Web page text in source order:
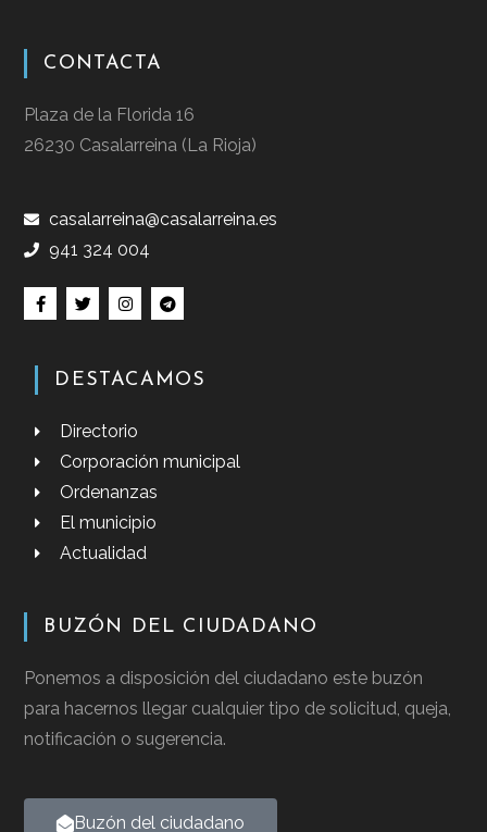
CONTACTA
Plaza de la Florida 16
26230 Casalarreina (La Rioja)
casalarreina@casalarreina.es
941 324 004
DESTACAMOS
Directorio
Corporación municipal
Ordenanzas
El municipio
Actualidad
BUZÓN DEL CIUDADANO
Ponemos a disposición del ciudadano este buzón
para hacernos llegar cualquier tipo de solicitud, queja,
notificación o sugerencia.
Buzón del ciudadano